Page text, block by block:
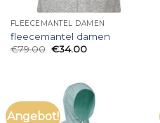
FLEECEMANTEL DAMEN
fleecemantel damen
€79.00 €34.00
Angebot!